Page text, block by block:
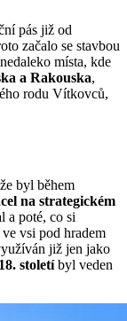
pás již od
začalo se stavbou
místa, kde
a Rakouska,
rodu Vítkovců,
byl během
na strategickém
a poté, co si
ve vsi pod hradem
již jen jako
18. stoletíbyl veden